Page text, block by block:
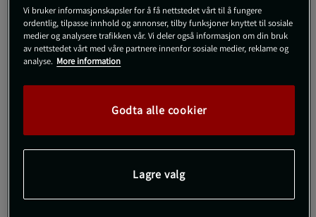
XS
7350127666423
Relode Prime Scrunch Top - En stilig sports-BH i enkel design
Vi bruker informasjonskapsler for å få nettstedet vårt til å fungere
ordentlig, tilpasse innhold og annonser, tilby funksjoner knyttet til sosiale
medier og analysere trafikken vår. Vi deler også informasjon om din bruk
av nettstedet vårt med våre partnere innenfor sosiale medier, reklame og
analyse. More information
Godta alle cookier
Lagre valg